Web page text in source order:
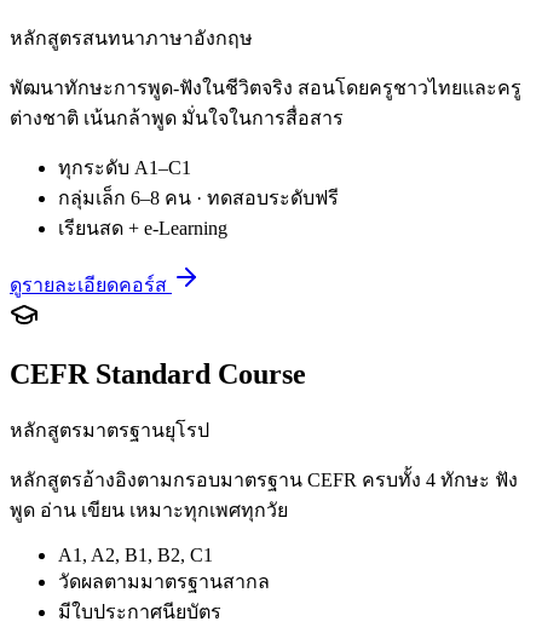
หลักสูตรสนทนาภาษาอังกฤษ
พัฒนาทักษะการพูด-ฟังในชีวิตจริง สอนโดยครูชาวไทยและครู
ต่างชาติ เน้นกล้าพูด มั่นใจในการสื่อสาร
ทุกระดับ A1–C1
กลุ่มเล็ก 6–8 คน · ทดสอบระดับฟรี
เรียนสด + e-Learning
ดูรายละเอียดคอร์ส
CEFR Standard Course
หลักสูตรมาตรฐานยุโรป
หลักสูตรอ้างอิงตามกรอบมาตรฐาน CEFR ครบทั้ง 4 ทักษะ ฟัง
พูด อ่าน เขียน เหมาะทุกเพศทุกวัย
A1, A2, B1, B2, C1
วัดผลตามมาตรฐานสากล
มีใบประกาศนียบัตร